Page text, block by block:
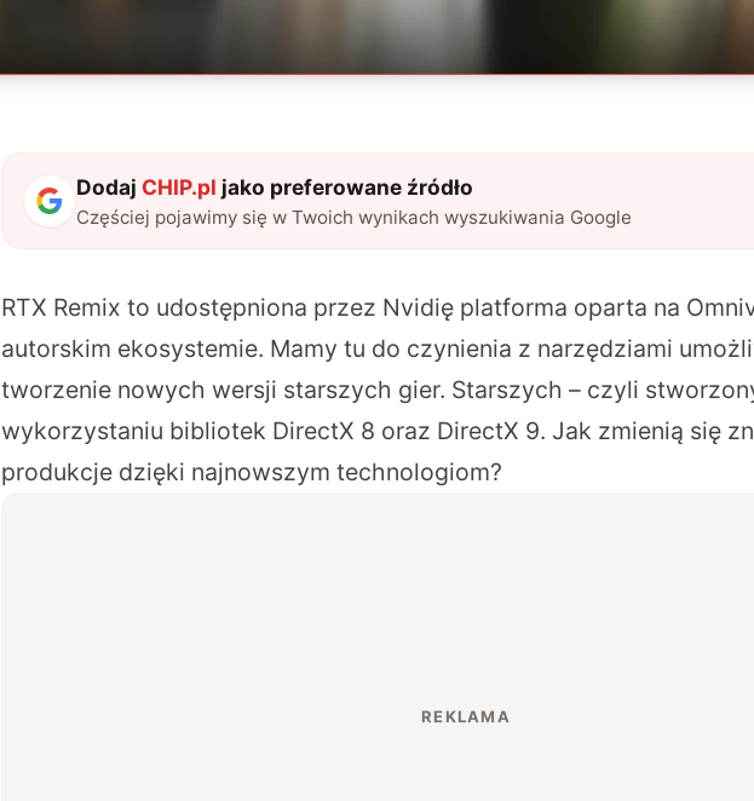
Dodaj CHIP.pl jako preferowane źródło
Częściej pojawimy się w Twoich wynikach wyszukiwania Google
RTX Remix to udostępniona przez Nvidię platforma oparta na
autorskim ekosystemie. Mamy tu do czynienia z narzędziami
tworzenie nowych wersji starszych gier. Starszych – czyli
wykorzystaniu bibliotek DirectX 8 oraz DirectX 9. Jak zmienią się
produkcje dzięki najnowszym technologiom?